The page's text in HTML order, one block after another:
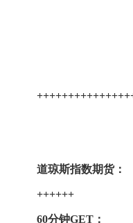
道琼斯指数期货：
++++++
60分钟GET：